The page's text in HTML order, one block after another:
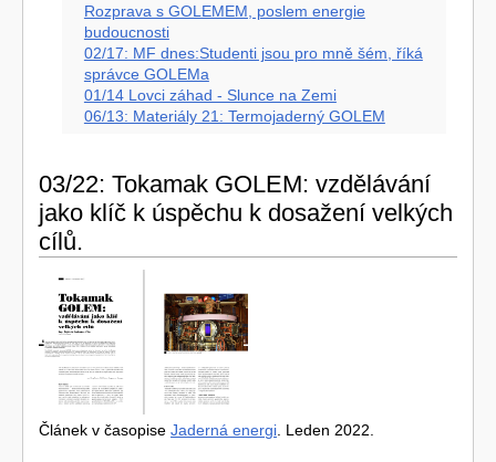
Rozprava s GOLEMEM, poslem energie
budoucnosti
02/17: MF dnes:Studenti jsou pro mně šém, říká
správce GOLEMa
01/14 Lovci záhad - Slunce na Zemi
06/13: Materiály 21: Termojaderný GOLEM
03/22: Tokamak GOLEM: vzdělávání
jako klíč k úspěchu k dosažení velkých
cílů.
Článek v časopiseJaderná energi . Leden 2022.